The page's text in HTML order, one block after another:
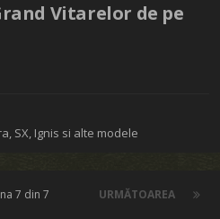
Vitarelor de pe
SX, Ignis si alte modele
URMĂTOAREA
7 din 7